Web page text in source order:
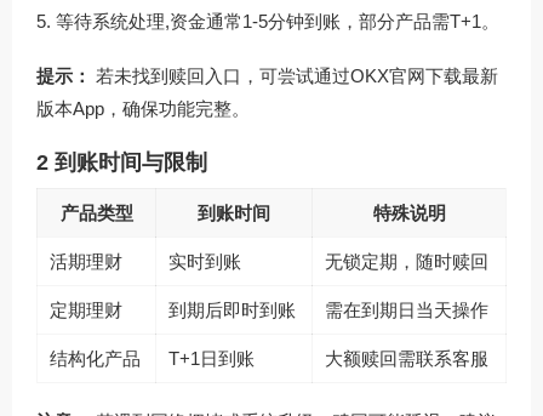
等待系统处理,资金通常1-5分钟到账，部分产品需T+1。
提示： 若未找到赎回入口，可尝试通过OKX官网下载最新
版本App，确保功能完整。
2 到账时间与限制
产品类型 到账时间 特殊说明
活期理财 实时到账 无锁定期，随时赎回
定期理财 到期后即时到账 需在到期日当天操作
结构化产品 T+1日到账 大额赎回需联系客服